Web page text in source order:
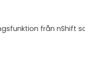
från nShift